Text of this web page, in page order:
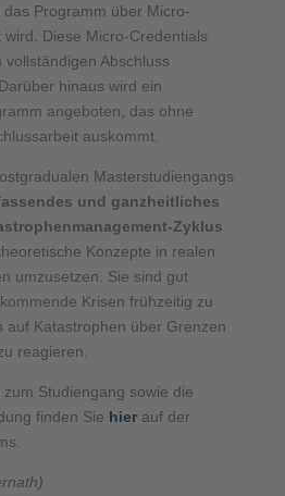
Programm über Micro-
Diese Micro-Credentials
Abschluss
hinaus wird ein
angeboten, das ohne
auskommt.
Masterstudiengangs
und ganzheitliches
Zyklus
Konzepte in realen
umzusetzen. Sie sind gut
Krisen frühzeitig zu
auf Katastrophen über Grenzen
reagieren.
Studiengang sowie die
finden Sie hier auf der